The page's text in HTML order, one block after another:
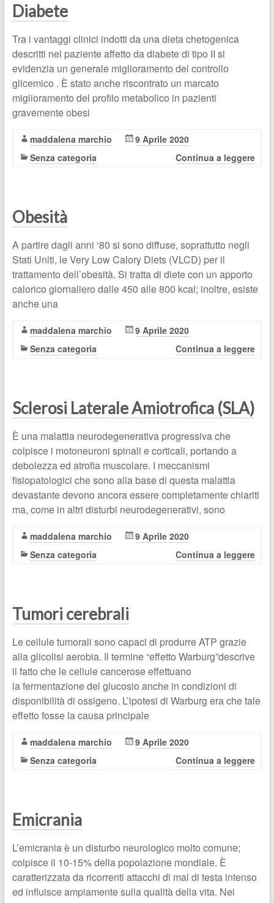
Diabete
Tra i vantaggi clinici indotti da una dieta chetogenica
descritti nel paziente affetto da diabete di tipo II si
evidenzia un generale miglioramento del controllo
glicemico . È stato anche riscontrato un marcato
miglioramento del profilo metabolico in pazienti
gravemente obesi
maddalena marchio
9 Aprile 2020
Senza categoria
Continua a leggere
Obesità
A partire dagli anni ‘80 si sono diffuse, soprattutto negli
Stati Uniti, le Very Low Calory Diets (VLCD) per il
trattamento dell’obesità. Si tratta di diete con un apporto
calorico giornaliero dalle 450 alle 800 kcal; inoltre, esiste
anche una
maddalena marchio
9 Aprile 2020
Senza categoria
Continua a leggere
Sclerosi Laterale Amiotrofica (SLA)
È una malattia neurodegenerativa progressiva che
colpisce i motoneuroni spinali e corticali, portando a
debolezza ed atrofia muscolare. I meccanismi
fisiopatologici che sono alla base di questa malattia
devastante devono ancora essere completamente chiariti
ma, come in altri disturbi neurodegenerativi, sono
maddalena marchio
9 Aprile 2020
Senza categoria
Continua a leggere
Tumori cerebrali
Le cellule tumorali sono capaci di produrre ATP grazie
alla glicolisi aerobia. Il termine “effetto Warburg”descrive
il fatto che le cellule cancerose effettuano
la fermentazione del glucosio anche in condizioni di
disponibilità di ossigeno. L’ipotesi di Warburg era che tale
effetto fosse la causa principale
maddalena marchio
9 Aprile 2020
Senza categoria
Continua a leggere
Emicrania
L’emicrania è un disturbo neurologico molto comune;
colpisce il 10-15% della popolazione mondiale. È
caratterizzata da ricorrenti attacchi di mal di testa intenso
ed influisce ampiamente sulla qualità della vita. Nei